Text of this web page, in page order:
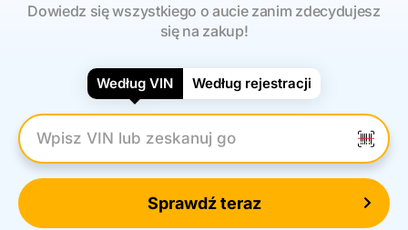
Dowiedz się wszystkiego o aucie zanim zdecydujesz
się na zakup!
Według VIN Według rejestracji
Wpisz numer VIN
Sprawdź teraz